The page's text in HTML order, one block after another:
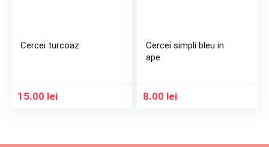
Cercei turcoaz
15.00 lei
Cercei simpli bleu in
ape
8.00 lei